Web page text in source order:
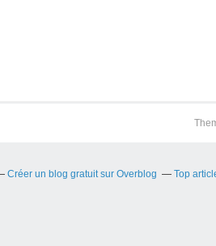
Créer un blog gratuit sur Overblog Top